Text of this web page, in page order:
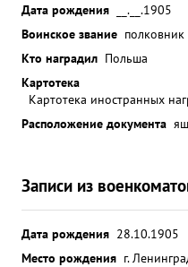
Дата рождения
__.__.1905
Воинское звание полковник
Кто наградил Польша
Картотека
Картотека иностранных
Расположение документа
Записи из
Дата рождения 28.10.1905
Место рождения г.